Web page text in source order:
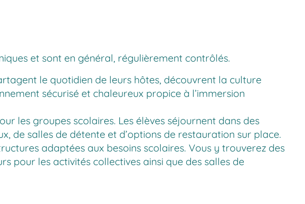
et sont en général, régulièrement contrôlés.
le quotidien de leurs hôtes, découvrent la culture
sécurisé et chaleureux propice à l’immersion
les groupes scolaires. Les élèves séjournent dans des
de salles de détente et d’options de restauration sur place.
adaptées aux besoins scolaires. Vous y trouverez des
pour les activités collectives ainsi que des salles de